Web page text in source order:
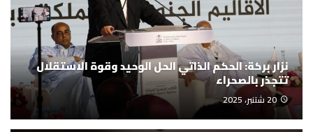
نزار بركة: الحكم الذاتي الحل الوحيد وقوة الاستقلال
تتجذر بالصحراء
20 شتنبر، 2025